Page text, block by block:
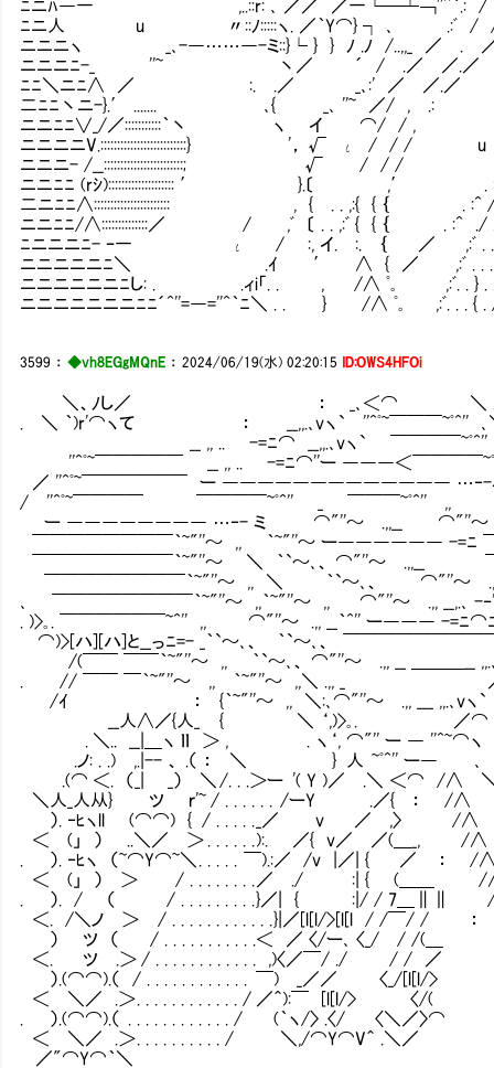
ﾆニﾊ―一 ,..::r: ､ ／／ ／一└─┴￢''^｀.:
ﾆニ人 u 〃::ﾉ:::::ヽ. ／｀Y⌒} ┐ ､ .:ﾞ
ニニニヽ _､-―……―-ミ::}└ } } ﾉ .ﾉ /..,,_ ／ .
ニニニﾆ-_ ''~ 丶／ ´ / .／ ／.／
ﾆﾆ＼ニﾆ∧ ／ :. .／ _､:' ／ ／
二ﾆﾆ丶ニ-}.′ ....... ､{ _､ ''~ ／
ニニﾆﾆ∨_/／:::::::::::｀丶 ヽ イ
ニニニニV.::::::::::::::::::::::::::} '， √ ι /
ニニニ- /__::::::::::::::::::::::::; √ / / /
ニニﾆﾆ (rｼ):::::::::::::::::::: ′ }.〔 ,′ .
二ニﾆﾆ∧::::::::::::::::::::::: , { . . ,:{ { ｛ .
ニニﾆﾆ/∧::::::::::::::／ / ,ﾞ 〔 . . ,:ﾞ { { ｛ . :^
ﾆニニニﾆ- ｰ一 ι / :, イ. :. ｛ ／ ,:ﾞ . . . l.
ニニニニニﾆ＼ .ｲ ′ ∧ { ／ ,:ﾞ . . . .
ニニニニニニﾆし: . .ィi「. . , /∧ ﾟ｡ ,:ﾞ. . }
ニニニニニニニﾆﾆ´^''=―=''^｀ﾆ＼ . . } /∧ ﾟ｡ ,:ﾞ. . .
3599 ：◆vh8EGgMQnE ：2024/06/19(水) 02:20:15 ID:OWS4HFOi
＼、ﾉし／ ： _､＜⌒ ＼ . .
. ＼ ｀)r'⌒ヽて ： __,,.､vヽ` ''^ﾟ~￣￣￣~ﾟ^''
__ ,, .. -=ﾆ⌒ __,,.､vヽ` ￣￣￣￣~ﾟ^'' ､
''^ﾟ~￣￣￣￣￣ __ ,, .. -=ﾆ⌒''ー ―――＜￣￣￣￣
／ ''^ﾟ~￣￣￣￣￣￣ ー ――――――――――――― …‐-
/ ''^ﾟ~￣￣￣￣ ￣￣￣￣~ﾟ^'' _ ￣￣￣~ﾟ^'' ,, :
ー ―――――――― …‐- ミ ⌒"''～ .,,__ ⌒"''～
￣￣￣￣￣￣￣￣｀~"''～ ,, ｀~"''～ ー―――――― -
￣￣￣￣￣￣￣￣｀~"''～ ＼ ｀`～､、 ⌒"''～
￣￣￣￣￣￣￣￣｀~"''～ ,, ＼ ｀`～､、 ⌒"''～
､ ￣￣￣￣￣￣￣￣｀~"''～ ,,｀~"''～ ,, ⌒"''～ .,,
. )>｡. ￣￣￣￣￣￣~^'' ,, ⌒"''～ .,, __｀^''
⌒)>[ハ][ハ]と__っﾆ=- _｀`～､、 ｀`～､、 ￣￣
/(￣￣ ￣￣｀~"''～ ,, ｀`～､、 ⌒"''～ .,, __
. // ￣￣ ￣｀~"''～ ,, ｀~"''～ ,,
/ｲ ： {｀~"''～ ,, ＼:､⌒"''～ .,, ___
__人∧／{人_ { ＼ ‘,)>｡. ／⌒
. ＼.. __|＿ヽ ｌｌ ＞ , . ヽ‘, ⌒"'' ー ―
.ノ: . .) ,.|-- 、 .（ ： ＼ } 人 ~ﾟ^'' ー― ､
.(⌒ ＜. （_| _） ＼ /. . .＞ー '( Y )／ .＼ ＜⌒
＼人_人从} ツ ｒ'~ / . . . . . . /ーY .／{
）. ‐ﾋヽll (⌒⌒) { / . . . . . _／ v
＜ (」 ） ..＼／ ＞ . . . . . . ):. ／{ v／ ／(
. ）. ‐ﾋヽ （~⌒Y⌒~＼ . . . . . ￣).:／ /v |
＜ (」 ） ＞ / . . . . . . . . ／ ./ :| { (＿＿
. ）. / （ / . . . . . . . . . }／| { :|/ / 7＿
＜. /＼ノ ＞ / . . . . . . . . . . . . }|／[l[l/>[l[l / /
） ツ （ / . . . . . . . . . . .＜ ／ 〈/ー､ 〈_/ / /
＜. ツ .＞ / . . . . . . . . . . . . ,)〈／￣/ ./
）.(⌒⌒).（ / . . . . . . . . . . . . ￣) _／／ 〈_/[l[l/> ：
＜ ＼／ .＞ . . . . . . . . . . . . / ／＾):￣ [l[l/> 〈/(
. ）.(⌒⌒).（ . . . . . . . . . . . . / (｀ヽ/〉 .〈/ 〈＼／〉⌒
＜ ＼／ .＞ . . . . . . . . . . / ＼,/⌒Y⌒V＾ .＼／
／"⌒Y⌒｀＼